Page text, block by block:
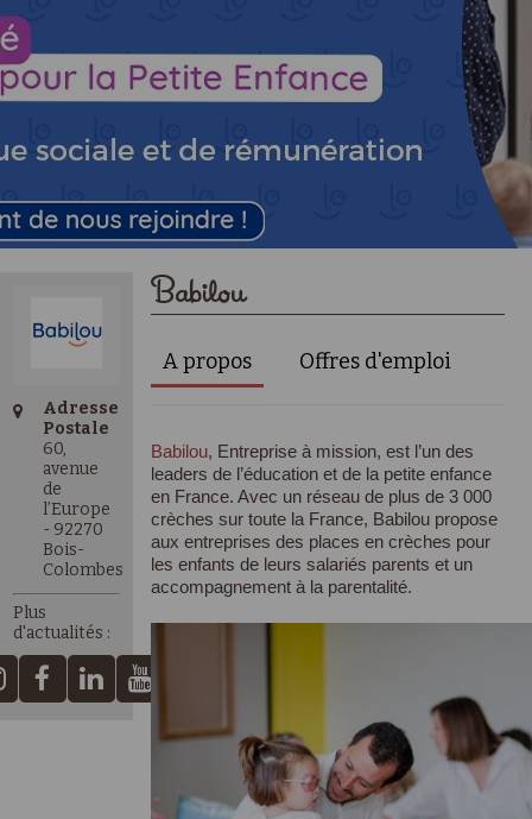
Adresse
Postale
60,
avenue
de
l’Europe
- 92270
Bois-
Colombes
Plus
d'actualités :
Babilou
A propos Offres d'emploi
Babilou, Entreprise à mission, est l’un des
leaders de l’éducation et de la petite enfance
en France. Avec un réseau de plus de 3 000
crèches sur toute la France, Babilou propose
aux entreprises des places en crèches pour
les enfants de leurs salariés parents et un
accompagnement à la parentalité.